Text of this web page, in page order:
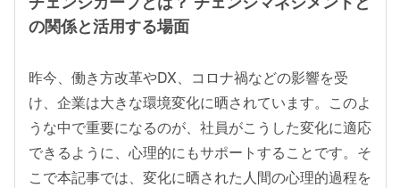
の関係と活用する場面
昨今、働き方改革やDX、コロナ禍などの影響を受
け、企業は大きな環境変化に晒されています。このよ
うな中で重要になるのが、社員がこうした変化に適応
できるように、心理的にもサポートすることです。そ
こで本記事では、変化に晒された人間の心理的過程を